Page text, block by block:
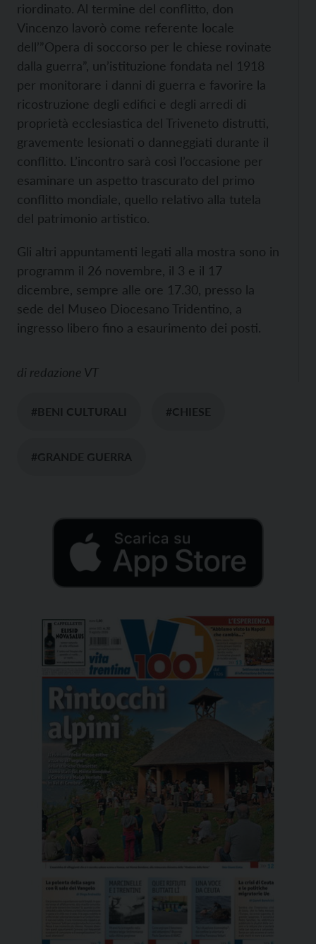
riordinato. Al termine del conflitto, don
Vincenzo lavorò come referente locale
dell’”Opera di soccorso per le chiese rovinate
dalla guerra”, un’istituzione fondata nel 1918
per monitorare i danni di guerra e favorire la
ricostruzione degli edifici e degli arredi di
proprietà ecclesiastica del Triveneto distrutti,
gravemente lesionati o danneggiati durante il
conflitto. L’incontro sarà così l’occasione per
esaminare un aspetto trascurato del primo
conflitto mondiale, quello relativo alla tutela
del patrimonio artistico.
Gli altri appuntamenti legati alla mostra sono in
programm il 26 novembre, il 3 e il 17
dicembre, sempre alle ore 17.30, presso la
sede del Museo Diocesano Tridentino, a
ingresso libero fino a esaurimento dei posti.
di redazione VT
#BENI CULTURALI #CHIESE
#GRANDE GUERRA